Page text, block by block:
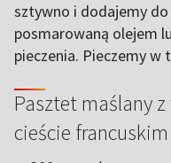
sztywno i dodajemy do
posmarowaną olejem
pieczenia. Pieczemy w
Pasztet maślany
cieście francuskim